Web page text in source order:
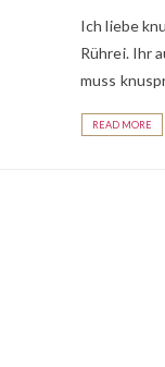
Ich liebe
Rührei. Ihr
muss
READ MORE